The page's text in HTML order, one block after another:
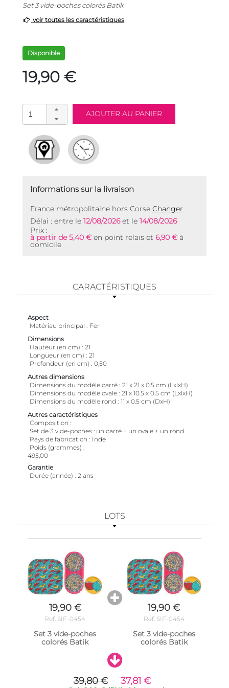
Set 3 vide-poches colorés Batik
voir toutes les caractéristiques
Disponible
19,90 €
Informations sur la livraison
France métropolitaine hors Corse Changer
Délai : entre le 12/08/2026et le 14/08/2026
Prix :
à partir de 5,40 € en point relais et 6,90 € à
domicile
CARACTÉRISTIQUES
Aspect
Matériau principal
Fer
Dimensions
Hauteur (en cm)
21
Longueur (en cm)
21
Profondeur (en cm)
0,50
Autres dimensions
Dimensions du modèle carré 21 x 21 x 0.5 cm (LxlxH)
Dimensions du modèle ovale 21 x 10.5 x 0.5 cm (LxlxH)
Dimensions du modèle rond
11 x 0.5 cm (DxH)
Autres caractéristiques
Composition
Set de 3 vide-poches : un carré + un ovale + un rond
Pays de fabrication
Inde
Poids (grammes)
495,00
Garantie
Durée (année)
2 ans
LOTS
19,90 €
Ref. SIF-0454
Set 3 vide-poches
colorés Batik
19,90 €
Ref. SIF-0454
Set 3 vide-poches
colorés Batik
39,80 € 37,81 €